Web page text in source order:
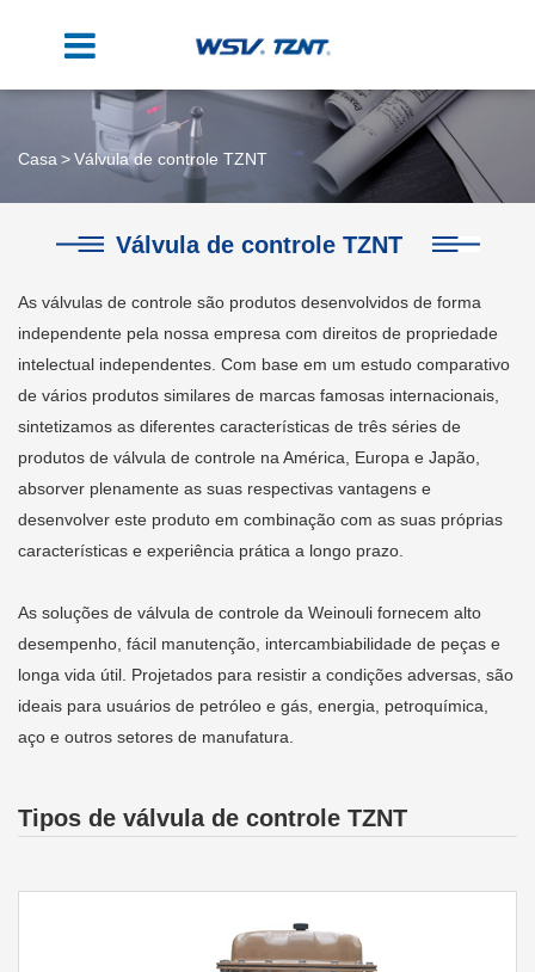
Casa Válvula de controle TZNT
Válvula de controle TZNT
As válvulas de controle são produtos desenvolvidos de forma
independente pela nossa empresa com direitos de propriedade
intelectual independentes. Com base em um estudo comparativo
de vários produtos similares de marcas famosas internacionais,
sintetizamos as diferentes características de três séries de
produtos de válvula de controle na América, Europa e Japão,
absorver plenamente as suas respectivas vantagens e
desenvolver este produto em combinação com as suas próprias
características e experiência prática a longo prazo.
As soluções de válvula de controle da Weinouli fornecem alto
desempenho, fácil manutenção, intercambiabilidade de peças e
longa vida útil. Projetados para resistir a condições adversas, são
ideais para usuários de petróleo e gás, energia, petroquímica,
aço e outros setores de manufatura.
Tipos de válvula de controle TZNT